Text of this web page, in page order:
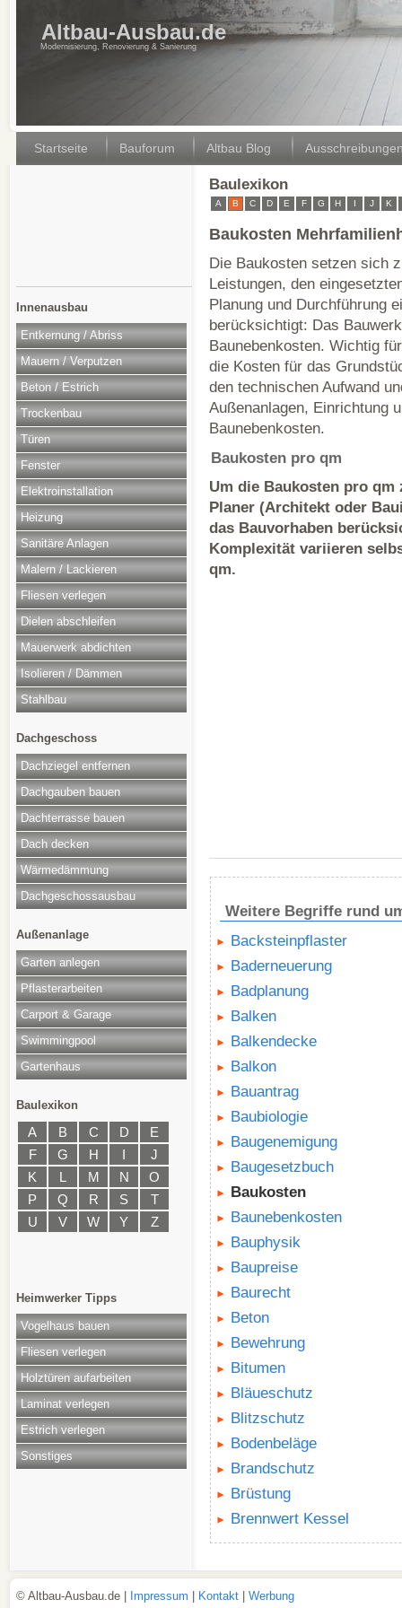
Altbau-Ausbau.de
Modernisierung, Renovierung & Sanierung
Startseite Bauforum Altbau Blog
Innenausbau
Entkernung / Abriss
Mauern / Verputzen
Beton / Estrich
Trockenbau
Türen
Fenster
Elektroinstallation
Heizung
Sanitäre Anlagen
Malern / Lackieren
Fliesen verlegen
Dielen abschleifen
Mauerwerk abdichten
Isolieren / Dämmen
Stahlbau
Dachgeschoss
Dachziegel entfernen
Dachgauben bauen
Dachterrasse bauen
Dach decken
Wärmedämmung
Dachgeschossausbau
Außenanlage
Garten anlegen
Pflasterarbeiten
Carport & Garage
Swimmingpool
Gartenhaus
Baulexikon
A B C D
E
F
G H I
J
K
L M N
O
P
Q R S
T
U
V W Y Z
Heimwerker Tipps
Vogelhaus bauen
Fliesen verlegen
Holztüren aufarbeiten
Laminat verlegen
Estrich verlegen
Sonstiges
Baulexikon
A B C D E F G H I J K
Baukosten
Die Baukosten setzen sich
Leistungen, den
Planung und Durchführung
berücksichtigt: Das
Baunebenkosten. Wichtig
die Kosten für das
den technischen Aufwand
Außenanlagen, Einrichtung
Baunebenkosten.
Baukosten pro qm
Um die Baukosten pro
Planer (Architekt oder
das Bauvorhaben
Komplexität variieren
qm.
Weitere Begriffe rund
Backsteinpflaster
Baderneuerung
Badplanung
Balken
Balkendecke
Balkon
Bauantrag
Baubiologie
Baugenemigung
Baugesetzbuch
Baukosten
Baunebenkosten
Bauphysik
Baupreise
Baurecht
Beton
Bewehrung
Bitumen
Bläueschutz
Blitzschutz
Bodenbeläge
Brandschutz
Brüstung
Brennwert Kessel
© Altbau-Ausbau.de | Impressum Kontakt Werbung